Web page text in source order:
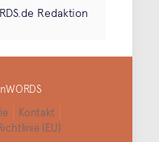
Redaktion
Kontakt
(EU)